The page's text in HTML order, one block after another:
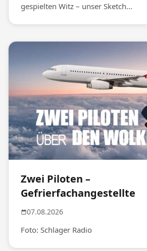
gespielten Witz – unser Sketch...
Zwei Piloten –
Gefrierfachangestellte
07.08.2026
Foto: Schlager Radio